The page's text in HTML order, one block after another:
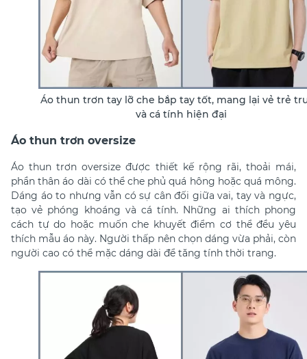
Áo thun trơn tay lỡ che bắp tay tốt, mang lại vẻ trẻ
và cá tính hiện đại
Áo thun trơn oversize
Áo thun trơn oversize được thiết kế rộng rãi, thoải mái,
phần thân áo dài có thể che phủ quá hông hoặc quá mông.
Dáng áo to nhưng vẫn có sự cân đối giữa vai, tay và ngực,
tạo vẻ phóng khoáng và cá tính. Những ai thích phong
cách tự do hoặc muốn che khuyết điểm cơ thể đều yêu
thích mẫu áo này. Người thấp nên chọn dáng vừa phải, còn
người cao có thể mặc dáng dài để tăng tính thời trang.